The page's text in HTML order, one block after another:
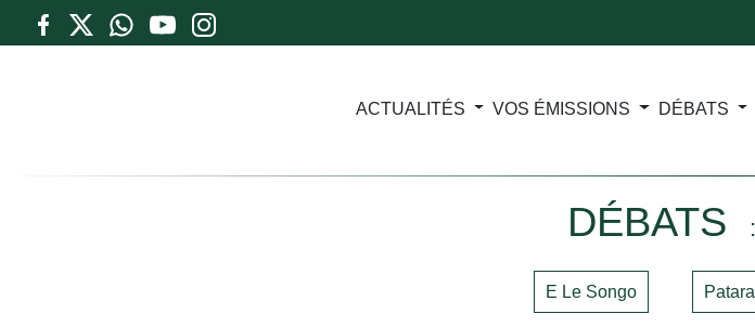
ACTUALITÉS VOS ÉMISSIONS DÉBATS
DÉBATS
E Le Songo Patara